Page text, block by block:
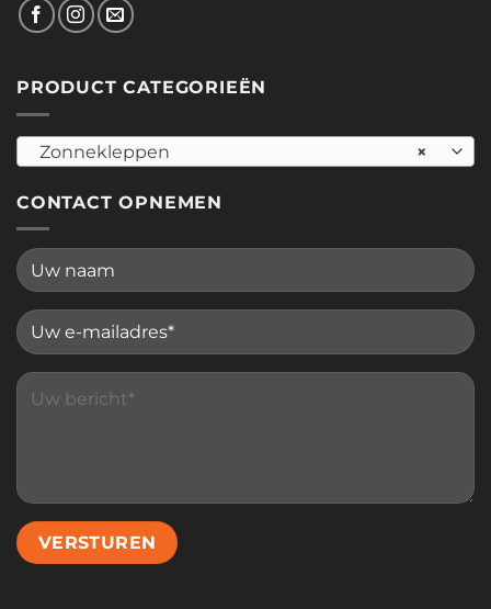
PRODUCT CATEGORIEËN
×
Zonnekleppen
CONTACT OPNEMEN
Please leave this field empty.